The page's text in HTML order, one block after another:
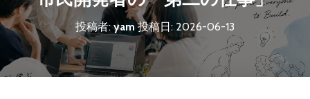
ョ
ン
を
り
替
投稿者:yam投稿日: 2026-06-13